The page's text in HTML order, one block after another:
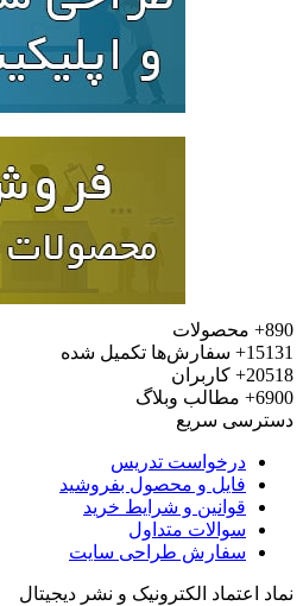
محصولات
سفارش‌ها تکمیل شده
کاربران
مطالب وبلاگ
سریع
درخواست تدریس
فایل و محصول بفروشید
قوانین و شرایط خرید
سوالات متداول
سفارش طراحی سایت
اعتماد الکترونیک و نشر دیجیتال